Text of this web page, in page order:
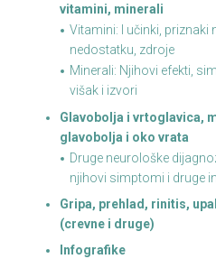
vitamini, minerali
Vitamini: I učinki, priznaki
nedostatku, zdroje
Minerali: Njihovi efekti,
višak i izvori
Glavobolja i vrtoglavica,
glavobolja i oko vrata
Druge neurološke
njihovi simptomi i druge
Gripa, prehlad, rinitis,
(crevne i druge)
Infografike